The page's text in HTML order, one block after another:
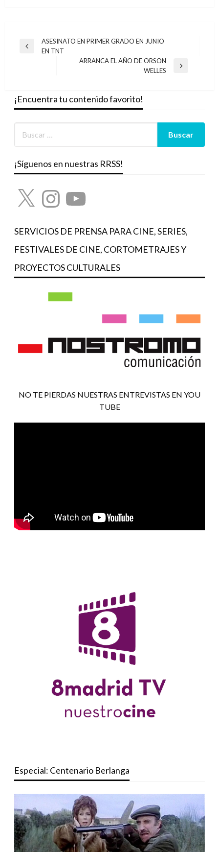
Navegación
Entrada
ASESINATO EN PRIMER GRADO EN JUNIO
EN TNT
ARRANCA EL AÑO DE ORSON
WELLES
¡Encuentra tu contenido favorito!
¡Síguenos en nuestras RRSS!
X InstagramYouTube
SERVICIOS DE PRENSA PARA CINE, SERIES,
FESTIVALES DE CINE, CORTOMETRAJES Y
PROYECTOS CULTURALES
NO TE PIERDAS NUESTRAS ENTREVISTAS EN YOU
TUBE
Especial: Centenario Berlanga